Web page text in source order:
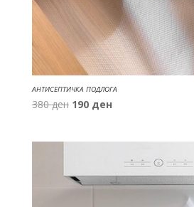
АНТИСЕПТИЧКА ПОДЛОГА
380ден Original
190 денCurrent